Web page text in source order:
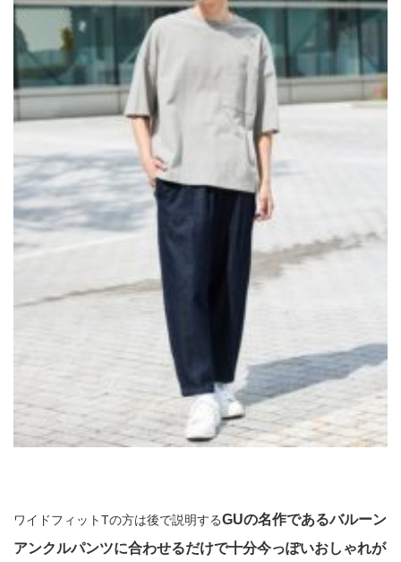
ワイドフィットTの方は後で説明するGUの名作であるバルーン
アンクルパンツに合わせるだけで十分今っぽいおしゃれが